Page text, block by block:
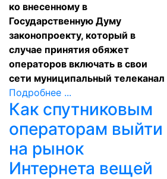
ко внесенному в
Государственную Думу
законопроекту, который в
случае принятия обяжет
операторов включать в свои
сети муниципальный телеканал
Подробнее ...
Как спутниковым
операторам выйти
на рынок
Интернета вещей